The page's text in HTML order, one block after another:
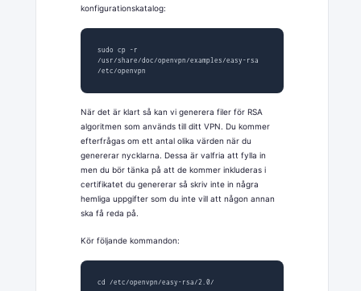
konfigurationskatalog:
sudo cp -r
/usr/share/doc/openvpn/examples/easy-rsa
/etc/openvpn
När det är klart så kan vi generera filer för RSA
algoritmen som används till ditt VPN. Du kommer
efterfrågas om ett antal olika värden när du
genererar nycklarna. Dessa är valfria att fylla in
men du bör tänka på att de kommer inkluderas i
certifikatet du genererar så skriv inte in några
hemliga uppgifter som du inte vill att någon annan
ska få reda på.
Kör följande kommandon:
cd /etc/openvpn/easy-rsa/2.0/